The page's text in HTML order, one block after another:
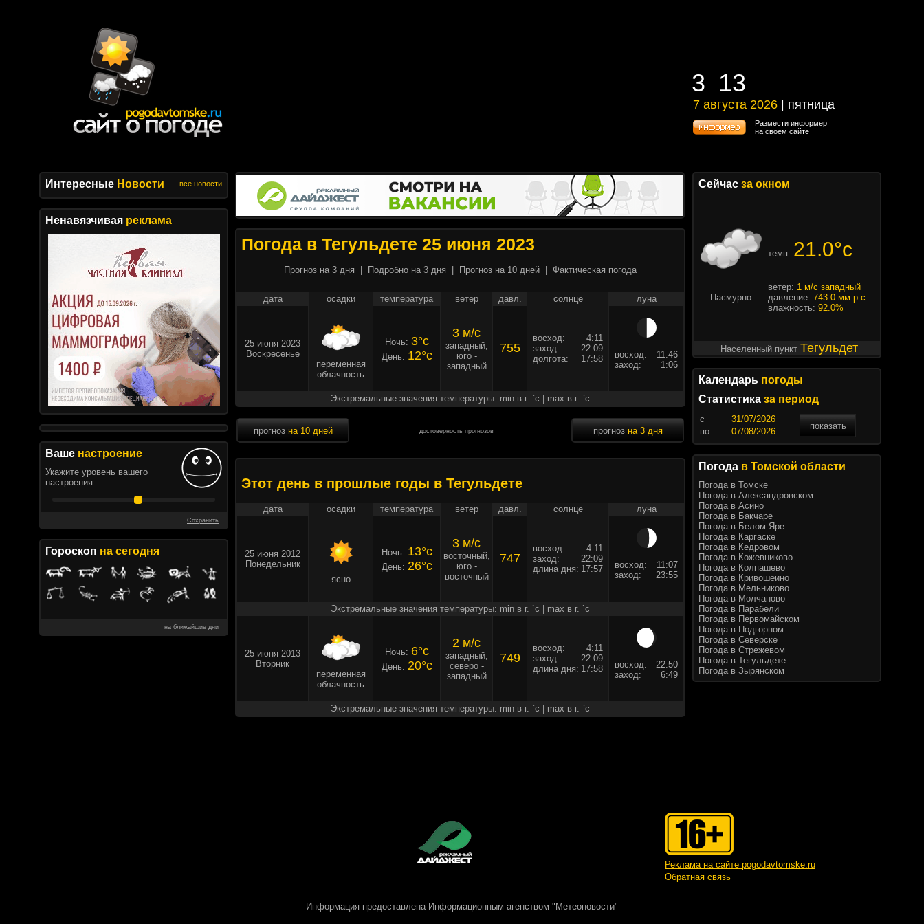
3 13
3 13
7 августа 2026 | пятница
7 августа 2026 | пятница
Размести информер
на своем сайте
Интересные Новости все новости
Ненавязчивая реклама
Ваше настроение
Укажите уровень вашего
настроения:
Сохранить
Гороскоп на сегодня
на ближайшие дни
Погода в Тегульдете 25 июня 2023
Прогноз на 3 дня Подробно на 3 дня Прогноз на 10 дней Фактическая погода
дата осадки температура ветер давл. солнце луна
25 июня 2023
Воскресенье
переменная
облачность
Ночь: 3°c
День: 12°c
3 м/c
западный,
юго -
западный
755
восход:
4:11
заход:
22:09
долгота:
17:58 восход:
11:46
заход:
1:06
Экстремальные значения температуры: min в г. `c | max в г. `c
прогноз на 10 дней достоверность прогнозов прогноз на 3 дня
Этот день в прошлые годы в Тегульдете
дата осадки температура ветер давл. солнце луна
25 июня 2012
Понедельник
ясно
Ночь: 13°c
День: 26°c
3 м/c
восточный,
юго -
восточный
747
восход:
4:11
заход:
22:09
длина дня: 17:57 восход:
11:07
заход:
23:55
Экстремальные значения температуры: min в г. `c | max в г. `c
25 июня 2013
Вторник
переменная
облачность
Ночь: 6°c
День: 20°c
2 м/c
западный,
северо -
западный
749
восход:
4:11
заход:
22:09
длина дня: 17:58 восход:
22:50
заход:
6:49
Экстремальные значения температуры: min в г. `c | max в г. `c
Сейчас за окном
темп: 21.0°c
Пасмурно
ветер: 1 м/с западный
давление: 743.0 мм.р.с.
влажность: 92.0%
Населенный пункт Тегульдет
Календарь погоды
Статистика за период
c
показать
по
Погода в Томской области
Погода в Томске
Погода в Александровском
Погода в Асино
Погода в Бакчаре
Погода в Белом Яре
Погода в Каргаске
Погода в Кедровом
Погода в Кожевниково
Погода в Колпашево
Погода в Кривошеино
Погода в Мельниково
Погода в Молчаново
Погода в Парабели
Погода в Первомайском
Погода в Подгорном
Погода в Северске
Погода в Стрежевом
Погода в Тегульдете
Погода в Зырянском
Реклама на сайте pogodavtomske.ru
Обратная связь
Информация предоставлена Информационным агенством "Метеоновости"